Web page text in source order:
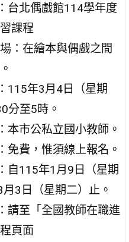
台北偶戲館114學年度
課程
：在繪本與偶戲之間
115年3月4日（星期
分至5時。
本市公私立國小教師。
免費，惟須線上報名。
自115年1月9日（星期
3日（星期二）止。
請至「全國教師在職進
頁面